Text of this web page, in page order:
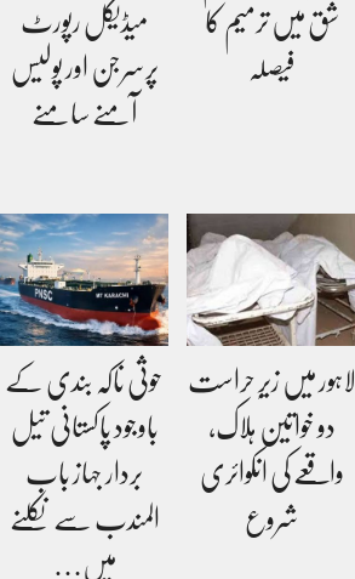
شق میں ترمیم کا
فیصلہ
میڈیکل رپورٹ
پرسرجن اور پولیس
آمنے سامنے
لاہور میں زیرِ حراست
دو خواتین ہلاک،
واقعے کی انکوائری
شروع
حوثی ناکہ بندی کے
باوجود پاکستانی تیل
بردار جہاز باب
المندب سے نکلنے
میں…